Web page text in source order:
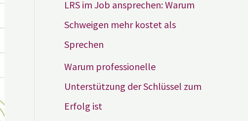
LRS im Job ansprechen: Warum
Schweigen mehr kostet als
Sprechen
Warum professionelle
Unterstützung der Schlüssel zum
Erfolg ist